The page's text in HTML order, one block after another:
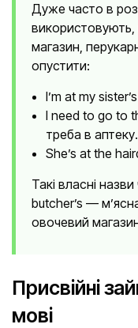
Дуже часто в
магазин,
опустити:
I’m at my
I need to go to
треба в аптеку.
She’s at the
Такі власні
butcher’s —
овочевий
Присвійні
мові